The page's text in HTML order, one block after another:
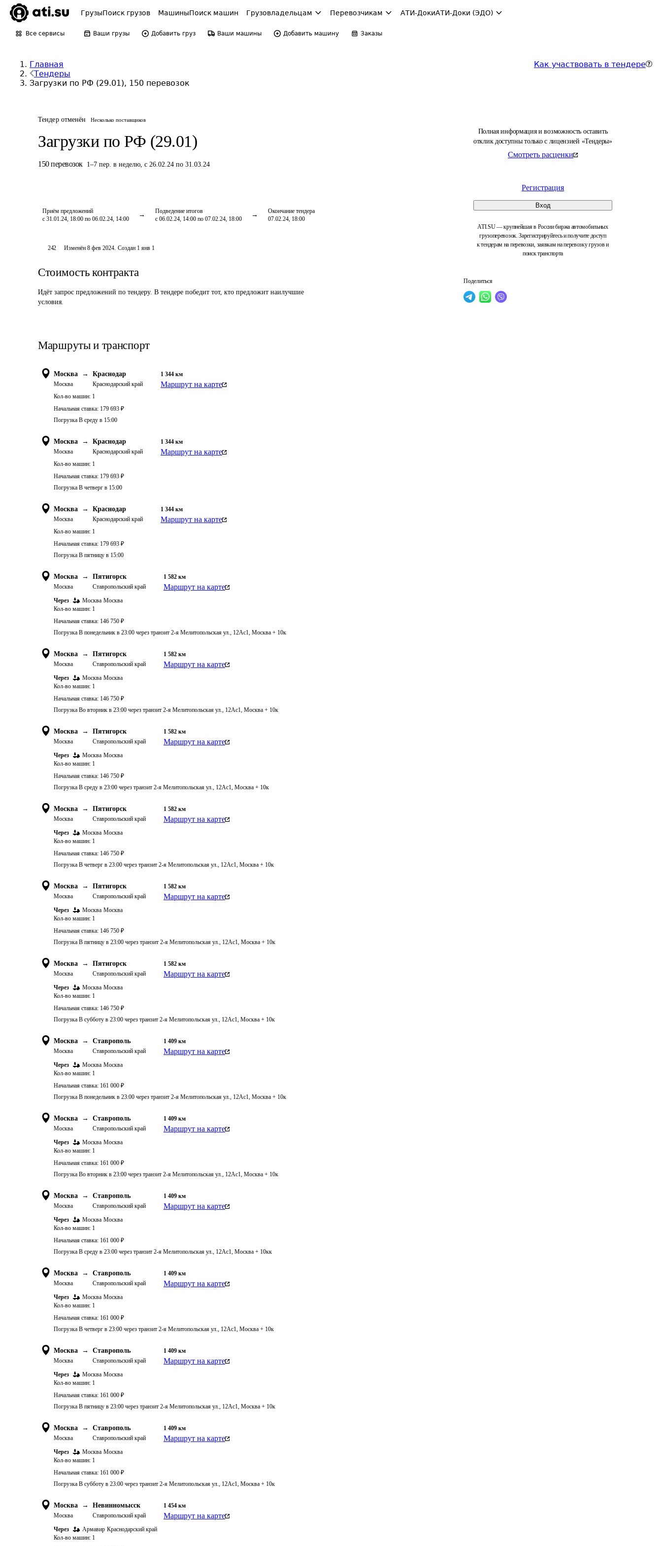
ГрузыПоиск грузов МашиныПоиск машин Грузовладельцам Перевозчикам АТИ-ДокиАТИ-Доки (ЭДО)
Все сервисы Ваши грузы Добавить груз Ваши машины Добавить машину Заказы
Главная
Тендеры
Загрузки по РФ (29.01), 150 перевозок
Как участвовать в тендере
Тендер отменён Несколько поставщиков
Загрузки по РФ (29.01)
150 перевозок 1–7 пер. в неделю, с 26.02.24 по 31.03.24
Приём предложений
с 31.01.24, 18:00 по 06.02.24, 14:00
Подведение итогов
с 06.02.24, 14:00 по 07.02.24, 18:00
Окончание тендера
07.02.24, 18:00
Полная информация и возможность оставить
отклик доступны только с лицензией «Тендеры»
Смотреть расценки
Регистрация
Вход
ATI.SU — крупнейшая в России биржа автомобильных
грузоперевозок. Зарегистрируйтесь и получите доступ
к тендерам на перевозки, заявкам на перевозку грузов и
поиск транспорта
Поделиться
242 Изменён8 фев 2024. Создан 1 янв 1
Стоимость контракта
Идёт запрос предложений по тендеру. В тендере победит тот, кто предложит наилучшие
условия.
Маршруты и транспорт
Москва →
Москва
Краснодар
Краснодарский край
1 344 км
Маршрут на карте
Кол-во машин: 1
Начальная ставка: 179 693 ₽
Погрузка В среду в 15:00
Москва →
Москва
Краснодар
Краснодарский край
1 344 км
Маршрут на карте
Кол-во машин: 1
Начальная ставка: 179 693 ₽
Погрузка В четверг в 15:00
Москва →
Москва
Краснодар
Краснодарский край
1 344 км
Маршрут на карте
Кол-во машин: 1
Начальная ставка: 179 693 ₽
Погрузка В пятницу в 15:00
Москва →
Москва
Пятигорск
Ставропольский край
1 582 км
Маршрут на карте
Через Москва Москва
Кол-во машин: 1
Начальная ставка: 146 750 ₽
Погрузка В понедельник в 23:00 через транзит 2-я Мелитопольская ул., 12Ас1, Москва + 10к
Москва →
Москва
Пятигорск
Ставропольский край
1 582 км
Маршрут на карте
Через Москва Москва
Кол-во машин: 1
Начальная ставка: 146 750 ₽
Погрузка Во вторник в 23:00 через транзит 2-я Мелитопольская ул., 12Ас1, Москва + 10к
Москва →
Москва
Пятигорск
Ставропольский край
1 582 км
Маршрут на карте
Через Москва Москва
Кол-во машин: 1
Начальная ставка: 146 750 ₽
Погрузка В среду в 23:00 через транзит 2-я Мелитопольская ул., 12Ас1, Москва + 10к
Москва →
Москва
Пятигорск
Ставропольский край
1 582 км
Маршрут на карте
Через Москва Москва
Кол-во машин: 1
Начальная ставка: 146 750 ₽
Погрузка В четверг в 23:00 через транзит 2-я Мелитопольская ул., 12Ас1, Москва + 10к
Москва →
Москва
Пятигорск
Ставропольский край
1 582 км
Маршрут на карте
Через Москва Москва
Кол-во машин: 1
Начальная ставка: 146 750 ₽
Погрузка В пятницу в 23:00 через транзит 2-я Мелитопольская ул., 12Ас1, Москва + 10к
Москва →
Москва
Пятигорск
Ставропольский край
1 582 км
Маршрут на карте
Через Москва Москва
Кол-во машин: 1
Начальная ставка: 146 750 ₽
Погрузка В субботу в 23:00 через транзит 2-я Мелитопольская ул., 12Ас1, Москва + 10к
Москва →
Москва
Ставрополь
Ставропольский край
1 409 км
Маршрут на карте
Через Москва Москва
Кол-во машин: 1
Начальная ставка: 161 000 ₽
Погрузка В понедельник в 23:00 через транзит 2-я Мелитопольская ул., 12Ас1, Москва + 10к
Москва →
Москва
Ставрополь
Ставропольский край
1 409 км
Маршрут на карте
Через Москва Москва
Кол-во машин: 1
Начальная ставка: 161 000 ₽
Погрузка Во вторник в 23:00 через транзит 2-я Мелитопольская ул., 12Ас1, Москва + 10к
Москва →
Москва
Ставрополь
Ставропольский край
1 409 км
Маршрут на карте
Через Москва Москва
Кол-во машин: 1
Начальная ставка: 161 000 ₽
Погрузка В среду в 23:00 через транзит 2-я Мелитопольская ул., 12Ас1, Москва + 10кк
Москва →
Москва
Ставрополь
Ставропольский край
1 409 км
Маршрут на карте
Через Москва Москва
Кол-во машин: 1
Начальная ставка: 161 000 ₽
Погрузка В четверг в 23:00 через транзит 2-я Мелитопольская ул., 12Ас1, Москва + 10к
Москва →
Москва
Ставрополь
Ставропольский край
1 409 км
Маршрут на карте
Через Москва Москва
Кол-во машин: 1
Начальная ставка: 161 000 ₽
Погрузка В пятницу в 23:00 через транзит 2-я Мелитопольская ул., 12Ас1, Москва + 10к
Москва →
Москва
Ставрополь
Ставропольский край
1 409 км
Маршрут на карте
Через Москва Москва
Кол-во машин: 1
Начальная ставка: 161 000 ₽
Погрузка В субботу в 23:00 через транзит 2-я Мелитопольская ул., 12Ас1, Москва + 10к
Москва →
Москва
Невинномысск
Ставропольский край
1 454 км
Маршрут на карте
Через Армавир Краснодарский край
Кол-во машин: 1